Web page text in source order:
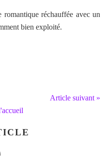
réchauffée avec un
bien exploité.
Article suivant »